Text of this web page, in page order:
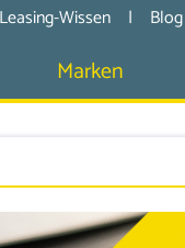
Leasing-Wissen | Blog
Marken